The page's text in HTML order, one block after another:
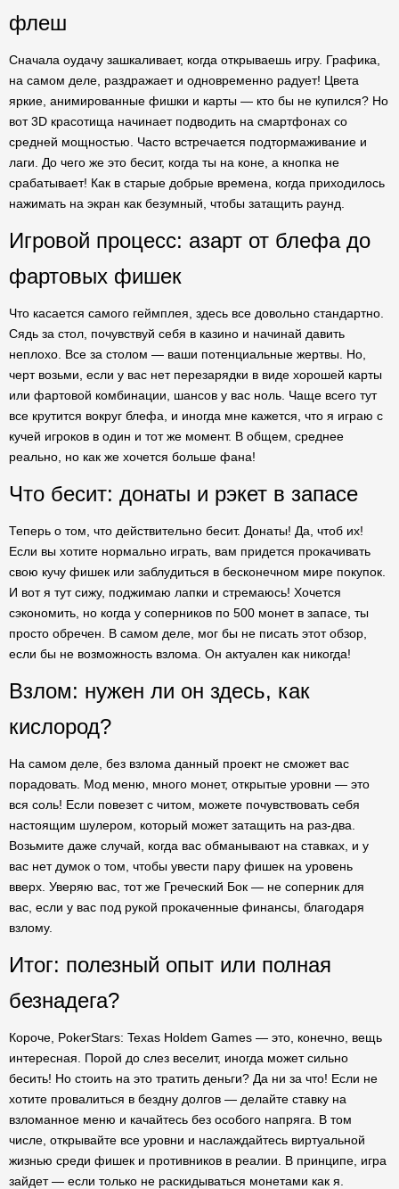
флеш
Сначала оудачу зашкаливает, когда открываешь игру. Графика,
на самом деле, раздражает и одновременно радует! Цвета
яркие, анимированные фишки и карты — кто бы не купился? Но
вот 3D красотища начинает подводить на смартфонах со
средней мощностью. Часто встречается подтормаживание и
лаги. До чего же это бесит, когда ты на коне, а кнопка не
срабатывает! Как в старые добрые времена, когда приходилось
нажимать на экран как безумный, чтобы затащить раунд.
Игровой процесс: азарт от блефа до
фартовых фишек
Что касается самого геймплея, здесь все довольно стандартно.
Сядь за стол, почувствуй себя в казино и начинай давить
неплохо. Все за столом — ваши потенциальные жертвы. Но,
черт возьми, если у вас нет перезарядки в виде хорошей карты
или фартовой комбинации, шансов у вас ноль. Чаще всего тут
все крутится вокруг блефа, и иногда мне кажется, что я играю с
кучей игроков в один и тот же момент. В общем, среднее
реально, но как же хочется больше фана!
Что бесит: донаты и рэкет в запасе
Теперь о том, что действительно бесит. Донаты! Да, чтоб их!
Если вы хотите нормально играть, вам придется прокачивать
свою кучу фишек или заблудиться в бесконечном мире покупок.
И вот я тут сижу, поджимаю лапки и стремаюсь! Хочется
сэкономить, но когда у соперников по 500 монет в запасе, ты
просто обречен. В самом деле, мог бы не писать этот обзор,
если бы не возможность взлома. Он актуален как никогда!
Взлом: нужен ли он здесь, как
кислород?
На самом деле, без взлома данный проект не сможет вас
порадовать. Мод меню, много монет, открытые уровни — это
вся соль! Если повезет с читом, можете почувствовать себя
настоящим шулером, который может затащить на раз-два.
Возьмите даже случай, когда вас обманывают на ставках, и у
вас нет думок о том, чтобы увести пару фишек на уровень
вверх. Уверяю вас, тот же Греческий Бок — не соперник для
вас, если у вас под рукой прокаченные финансы, благодаря
взлому.
Итог: полезный опыт или полная
безнадега?
Короче, PokerStars: Texas Holdem Games — это, конечно, вещь
интересная. Порой до слез веселит, иногда может сильно
бесить! Но стоить на это тратить деньги? Да ни за что! Если не
хотите провалиться в бездну долгов — делайте ставку на
взломанное меню и качайтесь без особого напряга. В том
числе, открывайте все уровни и наслаждайтесь виртуальной
жизнью среди фишек и противников в реалии. В принципе, игра
зайдет — если только не раскидываться монетами как я.